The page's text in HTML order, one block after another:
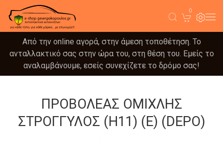
0
Από την online αγορά, στην άμεση τοποθέτηση. Το
ανταλλακτικό σας στην ώρα του, στη θέση του. Εμείς το
αναλαμβάνουμε, εσείς συνεχίζετε το δρόμο σας!
ΠΡΟΒΟΛΕΑΣ ΟΜΙΧΛΗΣ
ΣΤΡΟΓΓΥΛΟΣ (Η11) (E) (DEPO)